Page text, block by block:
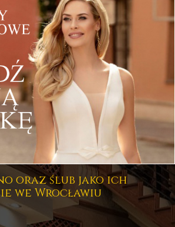
oraz ślub jako ich
we Wrocławiu